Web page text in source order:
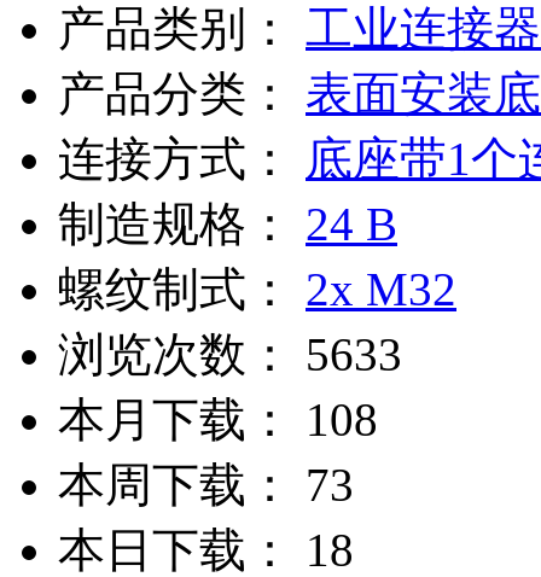
产品类别：
工业连接
产品分类：
表面安装
连接方式：
底座带1个
制造规格：
24 B
螺纹制式：
2x M32
浏览次数：
5633
本月下载：
108
本周下载：
73
本日下载：
18